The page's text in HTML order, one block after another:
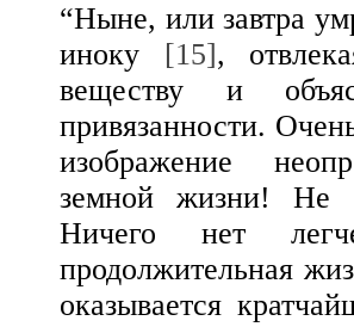
“Ныне, или завтра
иноку [15],
веществу и
привязанности.
изображение
земной жизни! Не
Ничего нет
продолжительная
оказывается